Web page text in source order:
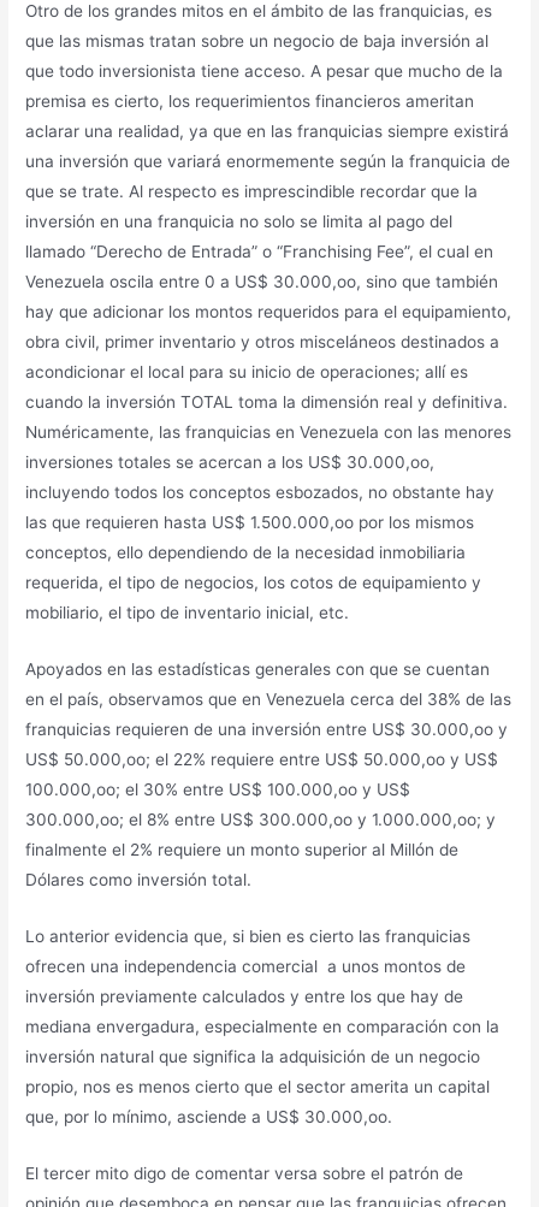
Otro de los grandes mitos en el ámbito de las franquicias, es
que las mismas tratan sobre un negocio de baja inversión al
que todo inversionista tiene acceso. A pesar que mucho de la
premisa es cierto, los requerimientos financieros ameritan
aclarar una realidad, ya que en las franquicias siempre existirá
una inversión que variará enormemente según la franquicia de
que se trate. Al respecto es imprescindible recordar que la
inversión en una franquicia no solo se limita al pago del
llamado “Derecho de Entrada” o “Franchising Fee”, el cual en
Venezuela oscila entre 0 a US$ 30.000,oo, sino que también
hay que adicionar los montos requeridos para el equipamiento,
obra civil, primer inventario y otros misceláneos destinados a
acondicionar el local para su inicio de operaciones; allí es
cuando la inversión TOTAL toma la dimensión real y definitiva.
Numéricamente, las franquicias en Venezuela con las menores
inversiones totales se acercan a los US$ 30.000,oo,
incluyendo todos los conceptos esbozados, no obstante hay
las que requieren hasta US$ 1.500.000,oo por los mismos
conceptos, ello dependiendo de la necesidad inmobiliaria
requerida, el tipo de negocios, los cotos de equipamiento y
mobiliario, el tipo de inventario inicial, etc.
Apoyados en las estadísticas generales con que se cuentan
en el país, observamos que en Venezuela cerca del 38% de las
franquicias requieren de una inversión entre US$ 30.000,oo y
US$ 50.000,oo; el 22% requiere entre US$ 50.000,oo y US$
100.000,oo; el 30% entre US$ 100.000,oo y US$
300.000,oo; el 8% entre US$ 300.000,oo y 1.000.000,oo; y
finalmente el 2% requiere un monto superior al Millón de
Dólares como inversión total.
Lo anterior evidencia que, si bien es cierto las franquicias
ofrecen una independencia comercial a unos montos de
inversión previamente calculados y entre los que hay de
mediana envergadura, especialmente en comparación con la
inversión natural que significa la adquisición de un negocio
propio, nos es menos cierto que el sector amerita un capital
que, por lo mínimo, asciende a US$ 30.000,oo.
El tercer mito digo de comentar versa sobre el patrón de